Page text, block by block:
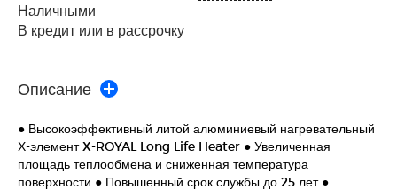
Наличными
В кредит или в рассрочку
Описание
● Высокоэффективный литой алюминиевый нагревательный
Х-элемент X-ROYAL Long Life Heater ● Увеличенная
площадь теплообмена и сниженная температура
поверхности ● Повышенный срок службы до 25 лет ●